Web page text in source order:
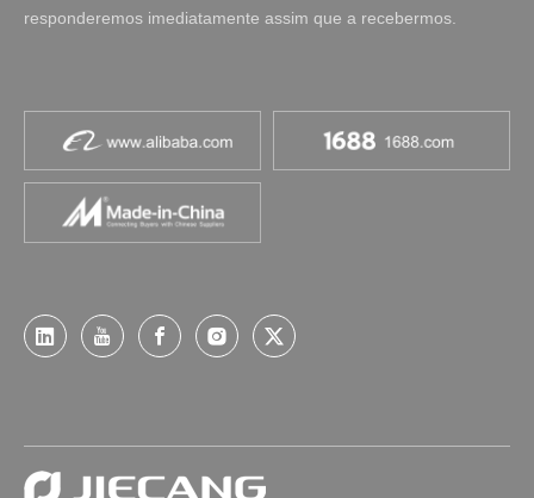
responderemos imediatamente assim que a recebermos.